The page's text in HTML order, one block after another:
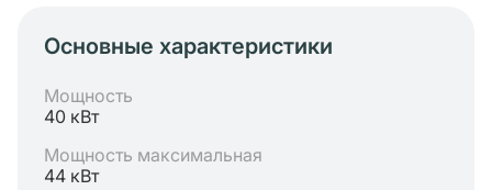
Основные характеристики
Мощность
40 кВт
Мощность максимальная
44 кВт